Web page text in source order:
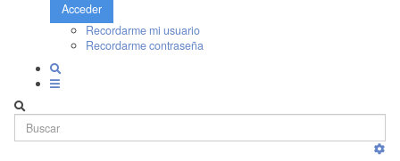
Acceder
Recordarme mi usuario
Recordarme contraseña